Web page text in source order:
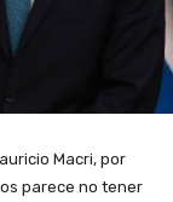
Macri, por
parece no tener